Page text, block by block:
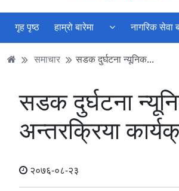
गृह पृष्ठ हाम्रो बारेमा नागरिक सेवा
समाचार सडक दुर्घटना न्यूनिक...
सडक दुर्घटना
अन्तरक्रिया
२०७६-०८-२३